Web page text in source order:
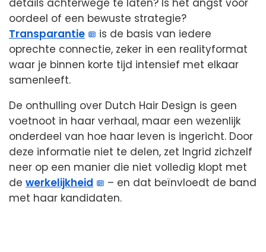
details achterwege te laten? Is het angst voor
oordeel of een bewuste strategie?
Transparantie
is de basis van iedere
oprechte connectie, zeker in een realityformat
waar je binnen korte tijd intensief met elkaar
samenleeft.
De onthulling over Dutch Hair Design is geen
voetnoot in haar verhaal, maar een wezenlijk
onderdeel van hoe haar leven is ingericht. Door
deze informatie niet te delen, zet Ingrid zichzelf
neer op een manier die niet volledig klopt met
de werkelijkheid
– en dat beïnvloedt de band
met haar kandidaten.